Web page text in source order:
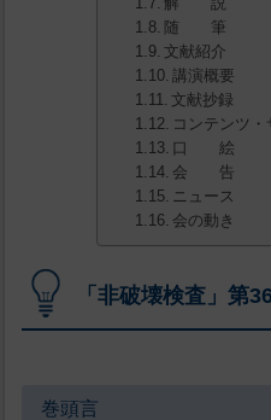
解 説
随 筆
文献紹介
講演概要
文献抄録
コンテンツ・
口 絵
会 告
ニュース
会の動き
「非破壊検査」
巻頭言